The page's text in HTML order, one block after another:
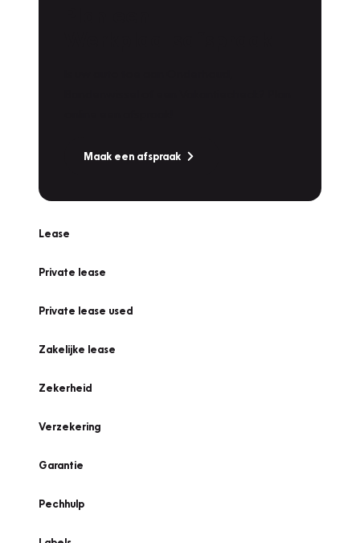
Maak een afspraak
Lease
Private lease
Private lease used
Zakelijke lease
Zekerheid
Verzekering
Garantie
Pechhulp